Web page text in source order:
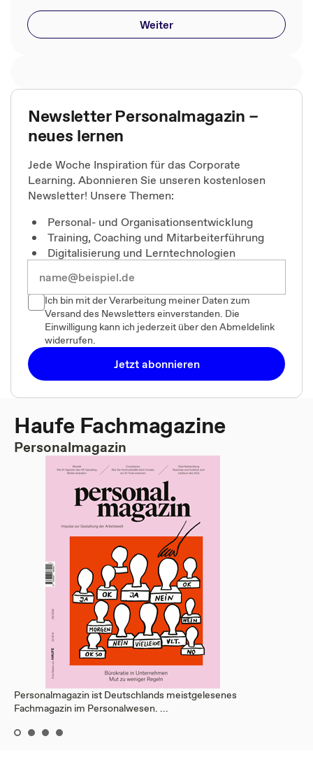
Weiter
Newsletter Personalmagazin –
neues lernen
Jede Woche Inspiration für das Corporate
Learning. Abonnieren Sie unseren kostenlosen
Newsletter! Unsere Themen:
Personal- und Organisationsentwicklung
Training, Coaching und Mitarbeiterführung
Digitalisierung und Lerntechnologien
Ich bin mit der Verarbeitung meiner Daten zum
Versand des Newsletters einverstanden. Die
Einwilligung kann ich jederzeit über den Abmeldelink
widerrufen.
Jetzt abonnieren
Haufe Fachmagazine
Personalmagazin
Personalmagazin ist Deutschlands meistgelesenes
Fachmagazin im Personalwesen. ...